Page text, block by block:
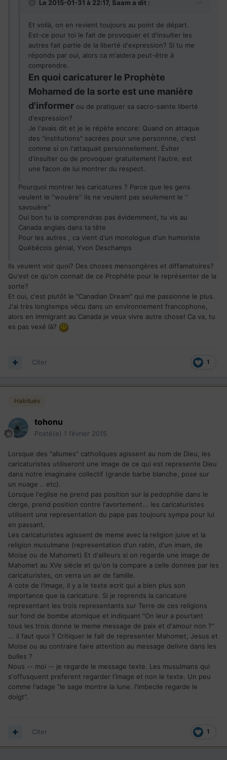
Le 2015-01-31 à 22:17, Saam a dit :
Et voilà, on en revient toujours au point de départ.
Est-ce pour toi le fait de provoquer et d'insulter les
autres fait partie de la liberté d'expression? Si tu me
réponds par oui, alors ca m'aidera peut-être à
comprendre.
En quoi caricaturer le Prophète
Mohamed de la sorte est une manière
d'informer ou de pratiquer sa sacro-sainte liberté
d'expression?
Je l'avais dit et je le répète encore: Quand on attaque
des "institutions" sacrées pour une personnne, c'est
comme si on l'attaquait personnellement. Éviter
d'insulter ou de provoquer gratuitement l'autre, est
une facon de lui montrer du respect.
Pourquoi montrer les caricatures ? Parce que les gens
veulent le ''wouère'' ils ne veulent pas seulement le ''
savouère''
Oui bon tu la comprendras pas évidemment, tu vis au
Canada anglais dans ta tête
Pour les autres , ca vient d'un monologue d'un humoriste
Québécois génial, Yvon Deschamps
Ils veulent voir quoi? Des choses mensongères et diffamatoires?
Qu'est ce qu'on connait de ce Prophète pour le représenter de la
sorte?
Et oui, c'est plutôt le "Canadian Dream" qui me passionne le plus.
J'ai très longtemps vécu dans un environnement francophone,
alors en immigrant au Canada je veux vivre autre chose! Ca va, tu
es pas vexé là?
1
Citer
Habitués
tohonu
Posté(e) 1 février 2015
Lorsque des "allumes" catholiques agissent au nom de Dieu, les
caricaturistes utiliseront une image de ce qui est represente Dieu
dans notre imaginaire collectif (grande barbe blanche, pose sur
un nuage .. etc).
Lorsque l'eglise ne prend pas position sur la pedophilie dans le
clerge, prend position contre l'avortement... les caricaturistes
utilisent une representation du pape pas toujours sympa pour lui
en passant.
Les caricaturistes agissent de meme avec la religion juive et la
religion musulmane (representation d'un rabin, d'un imam, de
Moise ou de Mahomet) Et d'ailleurs si on regarde une image de
Mahomet au XVe siècle et qu'on la compare a celle donnee par les
caricaturistes, on verra un air de famille.
A cote de l'image, il y a le texte ecrit qui a bien plus son
importance que la caricature. Si je reprends la caricature
representant les trois representants sur Terre de ces religions
sur fond de bombe atomique et indiquant "On leur a pourtant
tous les trois donne le meme message de paix et d'amour non ?"
... il faut quoi ? Critiquer le fait de representer Mahomet, Jesus et
Moise ou au contraire faire attention au message delivre dans les
bulles ?
Nous -- moi -- je regarde le message texte. Les musulmans qui
s'offusquent preferent regarder l'image et non le texte. Un peu
comme l'adage "le sage montre la lune. l'imbecile regarde le
doigt".
1
Citer